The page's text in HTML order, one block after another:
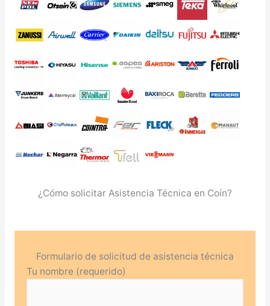
¿Cómo solicitar Asistencia Técnica en Coín?
Formulario de solicitud de asistencia técnica
Tu nombre (requerido)